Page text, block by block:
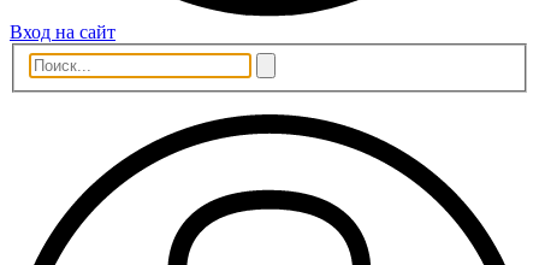
Вход на сайт